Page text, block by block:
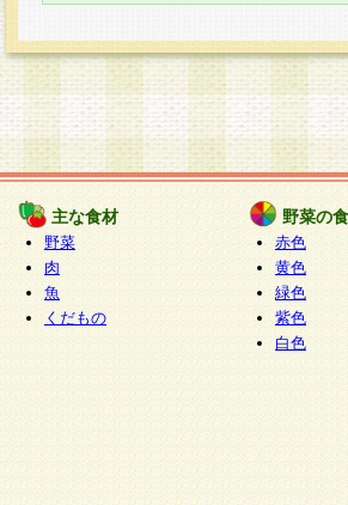
主な食材
野菜
肉
魚
くだもの
野菜の
赤色
黄色
緑色
紫色
白色